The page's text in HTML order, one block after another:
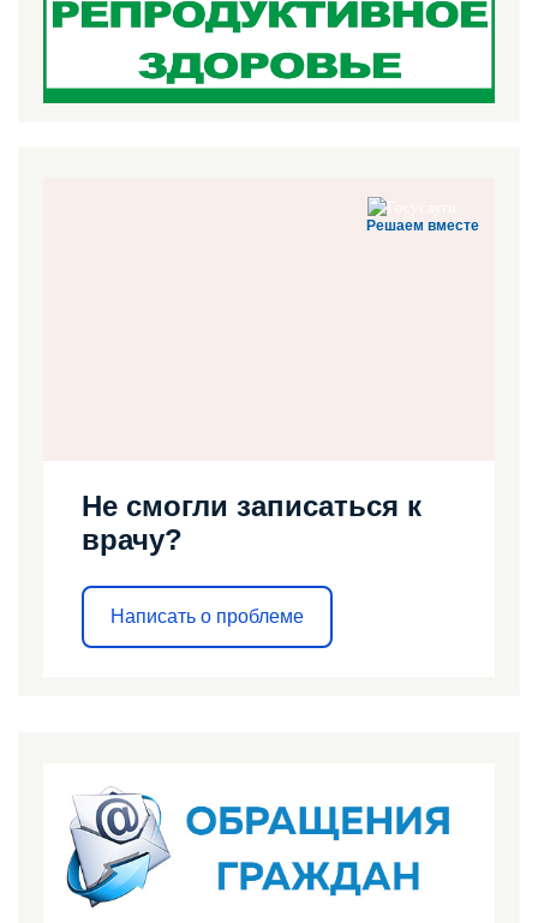
Решаем вместе
Не смогли записаться к
врачу?
Написать о проблеме